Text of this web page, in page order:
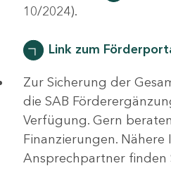
10/2024).
Link zum
Zur Sicherung der
die SAB
Verfügung. Gern
Finanzierungen.
Ansprechpartner finden